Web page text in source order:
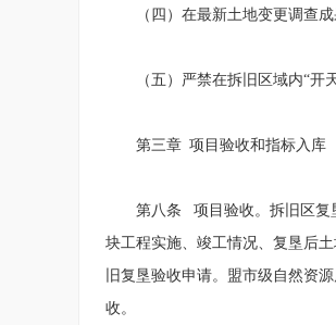
（四）在最新土地变更调查
（五）严禁在拆旧区域内“
第三章 项目验收和指标入库
第八条 项目验收。拆旧区复
块工程实施、竣工情况、复垦后
旧复垦验收申请。盟市级自然资
收。